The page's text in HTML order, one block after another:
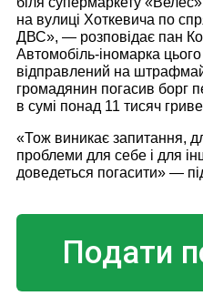
на вулиці Хоткевича по
ДВС», ― розповідає пан
Автомобіль-іномарка
відправлений на
громадянин погасив борг
в сумі понад 11 тисяч
«Тож виникає запитання,
проблеми для себе і для
доведеться погасити» ―
Подати